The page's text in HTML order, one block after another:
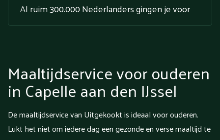
Al ruim 300.000 Nederlanders gingen je voor
Maaltijdservice voor ouderen
in Capelle aan den IJssel
De maaltijdservice van Uitgekookt is ideaal voor ouderen.
Lukt het niet om iedere dag een gezonde en verse maaltijd te